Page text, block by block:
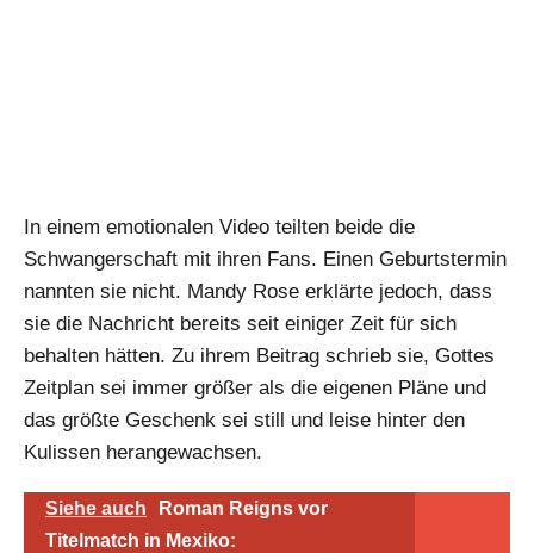
In einem emotionalen Video teilten beide die
Schwangerschaft mit ihren Fans. Einen Geburtstermin
nannten sie nicht. Mandy Rose erklärte jedoch, dass
sie die Nachricht bereits seit einiger Zeit für sich
behalten hätten. Zu ihrem Beitrag schrieb sie, Gottes
Zeitplan sei immer größer als die eigenen Pläne und
das größte Geschenk sei still und leise hinter den
Kulissen herangewachsen.
Siehe auch
Roman Reigns vor
Titelmatch in Mexiko: